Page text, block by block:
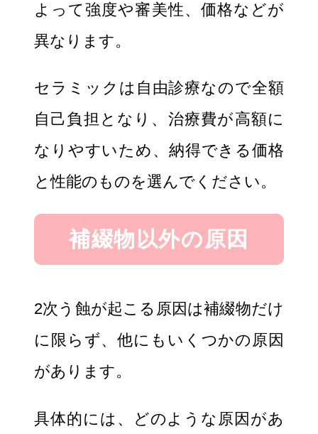
よって強度や審美性、価格などが
異なります。
セラミックは自由診療なので全額
自己負担となり、治療費が高額に
なりやすいため、納得できる価格
と性能のものを選んでください。
補綴物以外の原因
2次う蝕が起こる原因は補綴物だけ
に限らず、他にもいくつかの原因
があります。
具体的には、どのような原因があ